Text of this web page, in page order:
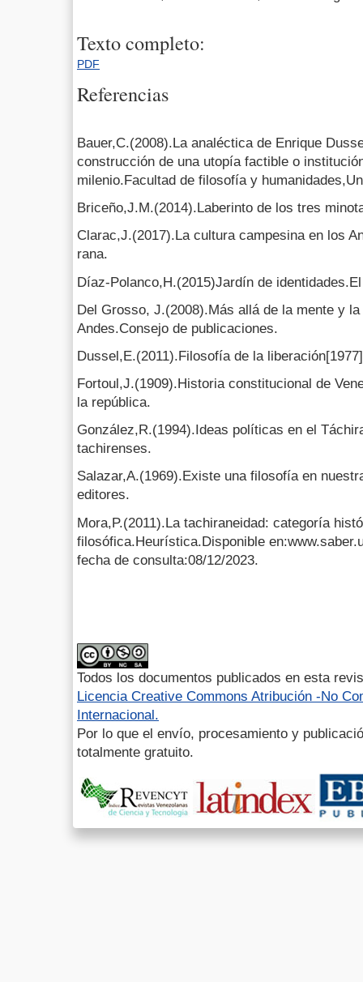
Texto completo:
PDF
Referencias
Bauer,C.(2008).La analéctica de Enrique
construcción de una utopía factible o
milenio.Facultad de filosofía y
Briceño,J.M.(2014).Laberinto de los tres
Clarac,J.(2017).La cultura campesina en los
rana.
Díaz-Polanco,H.(2015)Jardín de
Del Grosso, J.(2008).Más allá de la mente y
Andes.Consejo de publicaciones.
Dussel,E.(2011).Filosofía de la
Fortoul,J.(1909).Historia constitucional de
la república.
González,R.(1994).Ideas políticas en el
tachirenses.
Salazar,A.(1969).Existe una filosofía en
editores.
Mora,P.(2011).La tachiraneidad: categoría
filosófica.Heurística.Disponible
fecha de consulta:08/12/2023.
Todos los documentos publicados en esta
Licencia Creative Commons Atribución -No
Internacional.
Por lo que el envío, procesamiento y
totalmente gratuito.